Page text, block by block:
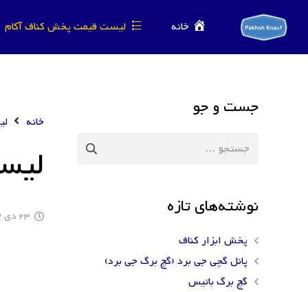
خانه لیست قیمت پخش کناف آکام
جست و جو
جستجو
نوشته‌های تازه
پخش ابزار کناف
پانل گچی جی برد (گچ برگ جی برد)
گچ برگ باتیس
خانه
23 دی 1402